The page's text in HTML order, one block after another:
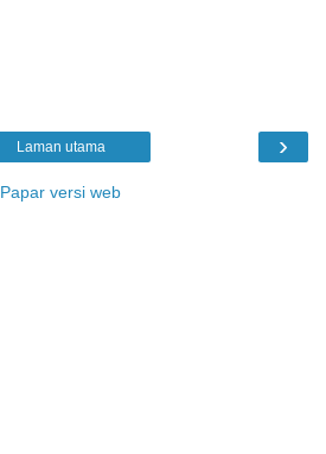
›
Laman utama
Papar versi web